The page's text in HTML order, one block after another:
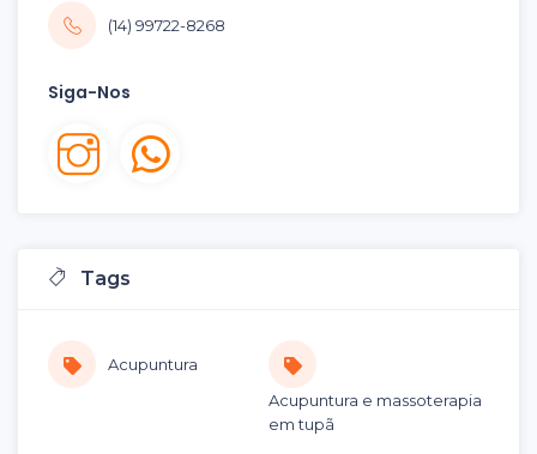
(14) 99722-8268
Siga-Nos
Tags
Acupuntura
Acupuntura e massoterapia
em tupã